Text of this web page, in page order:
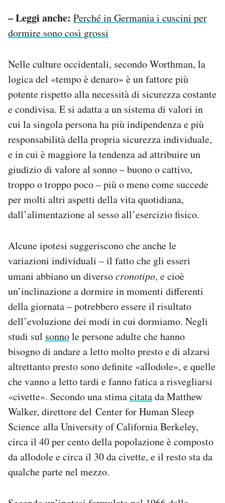
– Leggi anche: Perché in Germania i cuscini per
dormire sono così grossi
Nelle culture occidentali, secondo Worthman, la
logica del «tempo è denaro» è un fattore più
potente rispetto alla necessità di sicurezza costante
e condivisa. E si adatta a un sistema di valori in
cui la singola persona ha più indipendenza e più
responsabilità della propria sicurezza individuale,
e in cui è maggiore la tendenza ad attribuire un
giudizio di valore al sonno – buono o cattivo,
troppo o troppo poco – più o meno come succede
per molti altri aspetti della vita quotidiana,
dall’alimentazione al sesso all’esercizio fisico.
Alcune ipotesi suggeriscono che anche le
variazioni individuali – il fatto che gli esseri
umani abbiano un diversocronotipo, e cioè
un’inclinazione a dormire in momenti differenti
della giornata – potrebbero essere il risultato
dell’evoluzione dei modi in cui dormiamo. Negli
studi sul sonnole persone adulte che hanno
bisogno di andare a letto molto presto e di alzarsi
altrettanto presto sono definite «allodole», e quelle
che vanno a letto tardi e fanno fatica a risvegliarsi
«civette». Secondo una stimacitatada Matthew
Walker, direttore del Center for Human Sleep
Science alla University of California Berkeley,
circa il 40 per cento della popolazione è composto
da allodole e circa il 30 da civette, e il resto sta da
qualche parte nel mezzo.